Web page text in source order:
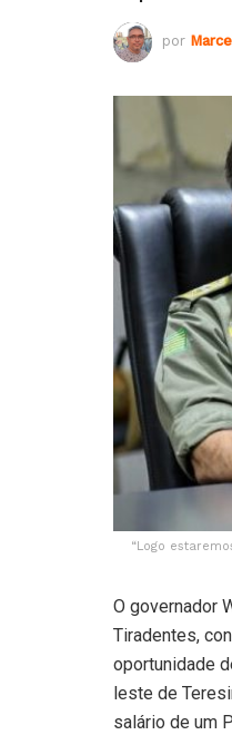
por
“Logo
O governador
Tiradentes,
oportunidade
leste de
salário de um